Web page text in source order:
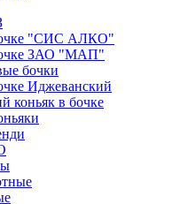
"СИС АЛКО"
ЗАО "МАП"
бочки
Иджеванский
коньяк в бочке